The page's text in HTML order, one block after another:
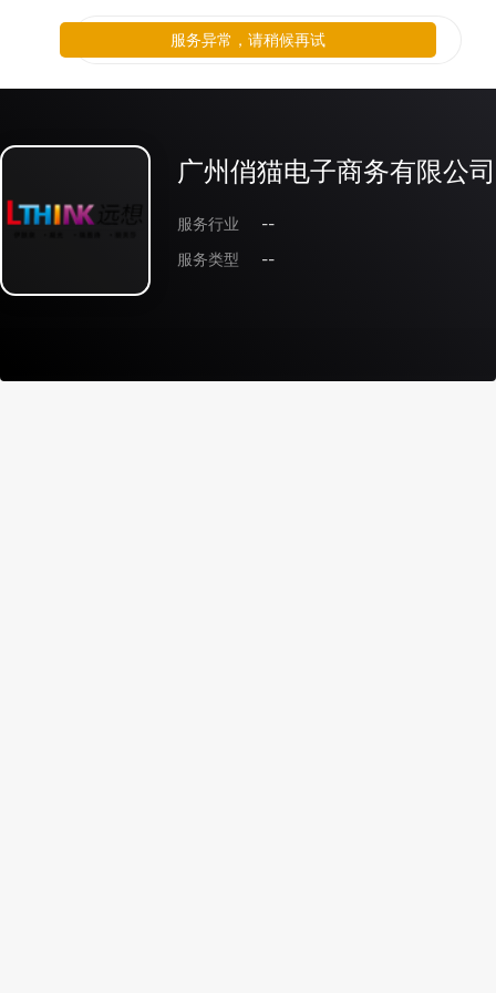
广州俏猫电子商务有限公司
服务行业
--
服务类型
--
服务异常，请稍候再试